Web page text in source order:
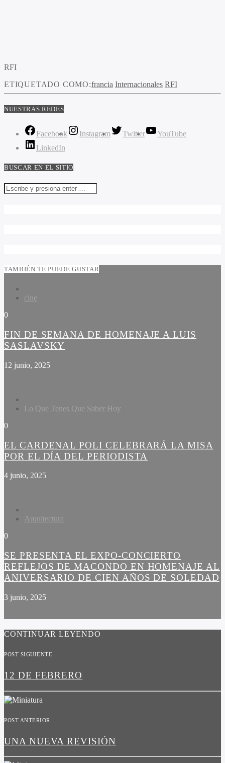
RFI
ETIQUETADO COMO:francia Internacionales RFI
NUESTRAS REDES
Facebook Instagram Twitter
YouTube
LinkedIn
BUSCAR EN EL SITIO
TAMBIÉN TE PUEDE GUSTAR
cine
0
FIN DE SEMANA DE HOMENAJE A LUIS
SASLAVSKY
12 junio, 2025
Lo Que Tenes Que Saber Hoy
0
EL CARDENAL POLI CELEBRARÁ LA MISA
POR EL DÍA DEL PERIODISTA
4 junio, 2025
Arquitectura
0
SE PRESENTA EL EXPO-CONCIERTO
REFLEJOS DE MACONDO EN HOMENAJE AL
ANIVERSARIO DE CIEN AÑOS DE SOLEDAD
3 junio, 2025
CONTINUAR LEYENDO
POST SIGUIENTE
12 DE FEBRERO
POST ANTERIOR
UNA NUEVA REVISIÓN